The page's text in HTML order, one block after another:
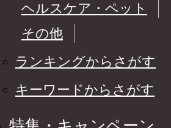
ヘルスケア・ペット
その他
ランキングからさがす
キーワードからさがす